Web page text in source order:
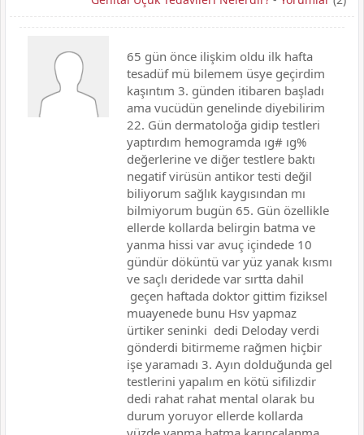
65 gün önce ilişkim oldu ilk hafta
tesadüf mü bilemem üsye geçirdim
kaşıntım 3. günden itibaren başladı
ama vucüdün genelinde diyebilirim
22. Gün dermatoloğa gidip testleri
yaptırdım hemogramda ıg# ıg%
değerlerine ve diğer testlere baktı
negatif virüsün antikor testi değil
biliyorum sağlık kaygısından mı
bilmiyorum bugün 65. Gün özellikle
ellerde kollarda belirgin batma ve
yanma hissi var avuç içindede 10
gündür döküntü var yüz yanak kısmı
ve saçlı deridede var sırtta dahil
geçen haftada doktor gittim fiziksel
muayenede bunu Hsv yapmaz
ürtiker seninki dedi Deloday verdi
gönderdi bitirmeme rağmen hiçbir
işe yaramadı 3. Ayın dolduğunda gel
testlerini yapalım en kötü sifilizdir
dedi rahat rahat mental olarak bu
durum yoruyor ellerde kollarda